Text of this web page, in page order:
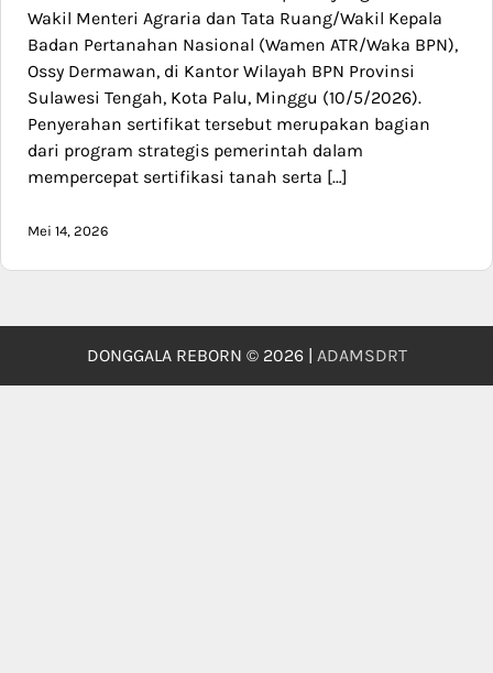
Wakil Menteri Agraria dan Tata Ruang/Wakil Kepala
Badan Pertanahan Nasional (Wamen ATR/Waka BPN),
Ossy Dermawan, di Kantor Wilayah BPN Provinsi
Sulawesi Tengah, Kota Palu, Minggu (10/5/2026).
Penyerahan sertifikat tersebut merupakan bagian
dari program strategis pemerintah dalam
mempercepat sertifikasi tanah serta […]
Mei 14, 2026
DONGGALA REBORN © 2026 | ADAMSDRT